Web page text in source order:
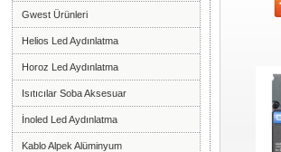
Gwest Ürünleri
Helios Led Aydınlatma
Horoz Led Aydınlatma
Isıtıcılar Soba Aksesuar
İnoled Led Aydınlatma
Kablo Alpek Alüminyum